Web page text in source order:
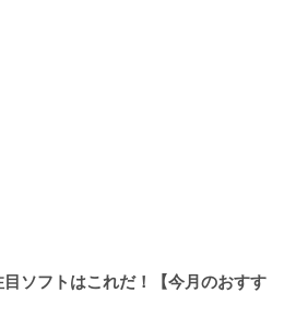
ソフトはこれだ！【今月のおすす